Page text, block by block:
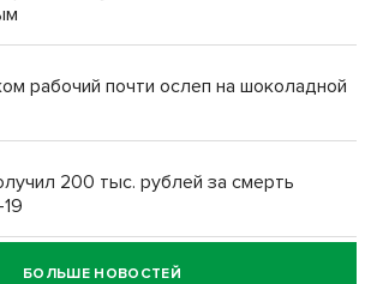
рабочий почти ослеп на шоколадной
200 тыс. рублей за смерть
наказал водителя за смерть
БОЛЬШЕ НОВОСТЕЙ